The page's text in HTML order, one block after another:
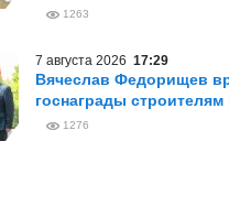
1263
7 августа 2026 17:29
Вячеслав Федорищев
госнаграды строителям
1276